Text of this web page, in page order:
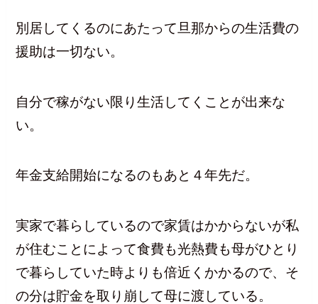
別居してくるのにあたって旦那からの生活費の
援助は一切ない。
自分で稼がない限り生活してくことが出来な
い。
年金支給開始になるのもあと４年先だ。
実家で暮らしているので家賃はかからないが私
が住むことによって食費も光熱費も母がひとり
で暮らしていた時よりも倍近くかかるので、そ
の分は貯金を取り崩して母に渡している。